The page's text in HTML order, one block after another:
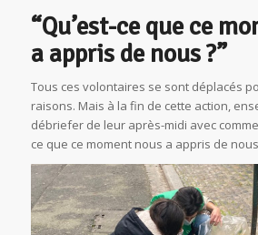
“Qu’est-ce que ce
a appris de nous ?”
Tous ces volontaires se sont déplacés
raisons. Mais à la fin de cette action,
débriefer de leur après-midi avec
ce que ce moment nous a appris de nous